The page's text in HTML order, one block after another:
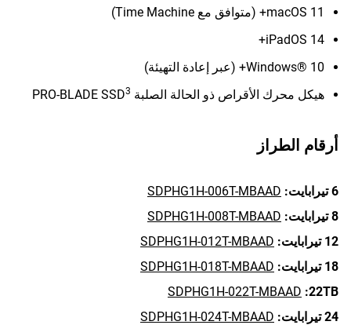
macOS 11+ (متوافق مع Time Machine)
iPadOS 14+
Windows® 10+ (عبر إعادة التهيئة)
هيكل محرك الأقراص ذو الحالة الصلبة PRO-BLADE SSD 3
أرقام الطراز
6 تيرابايت:
SDPHG1H-006T-MBAAD
8 تيرابايت:
SDPHG1H-008T-MBAAD
12 تيرابايت:
SDPHG1H-012T-MBAAD
18 تيرابايت:
SDPHG1H-018T-MBAAD
22TB:
SDPHG1H-022T-MBAAD
24 تيرابايت:
SDPHG1H-024T-MBAAD